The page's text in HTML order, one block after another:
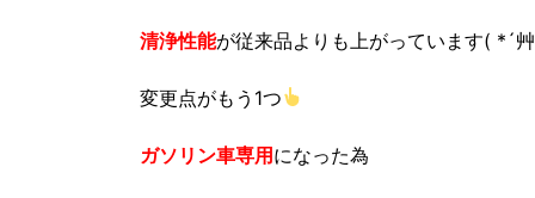
清浄性能が従来品よりも上がっています( *´
変更点がもう1つ
ガソリン車専用になった為